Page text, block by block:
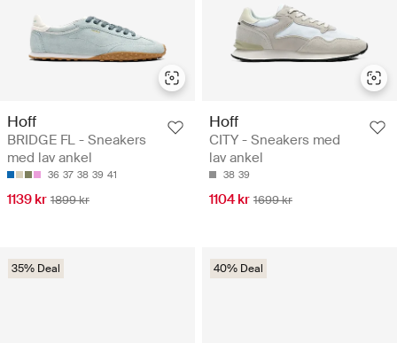
Hoff
BRIDGE FL - Sneakers
med lav ankel
36 37 38 39 41
1139 kr 1899 kr
Hoff
CITY - Sneakers med
lav ankel
38 39
1104 kr 1699 kr
35% Deal 40% Deal